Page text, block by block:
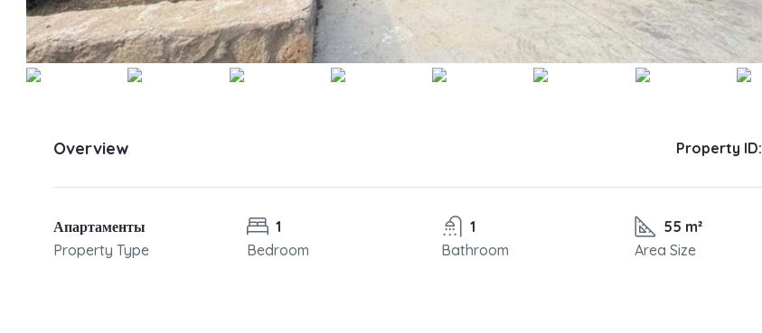
Overview Property ID:
Апартаменты
Property Type
1
Bedroom
1
Bathroom
55 m²
Area Size